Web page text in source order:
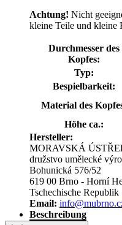
Achtung! Nicht
kleine Teile und kleine
Durchmesser des
Kopfes:
Typ:
Bespielbarkeit:
Material des
Höhe ca.:
Hersteller:
MORAVSKÁ
družstvo umělecké
Bohunická 576/52
619 00 Brno - Horní
Tschechische Republik
Email:
Beschreibung